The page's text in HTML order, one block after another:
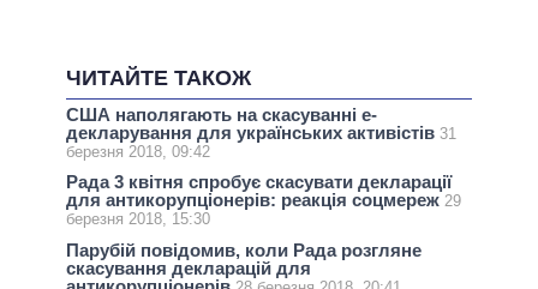
ЧИТАЙТЕ ТАКОЖ
США наполягають на скасуванні е-
декларування для українських активістів 31
березня 2018, 09:42
Рада 3 квітня спробує скасувати декларації
для антикорупціонерів: реакція соцмереж 29
березня 2018, 15:30
Парубій повідомив, коли Рада розгляне
скасування декларацій для